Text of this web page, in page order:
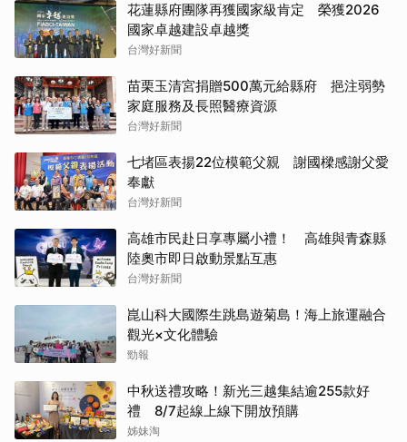
花蓮縣府團隊再獲國家級肯定 榮獲2026
國家卓越建設卓越獎
台灣好新聞
苗栗玉清宮捐贈500萬元給縣府 挹注弱勢
家庭服務及長照醫療資源
台灣好新聞
七堵區表揚22位模範父親 謝國樑感謝父愛
奉獻
台灣好新聞
高雄市民赴日享專屬小禮！ 高雄與青森縣
陸奧市即日啟動景點互惠
台灣好新聞
崑山科大國際生跳島遊菊島！海上旅運融合
觀光×文化體驗
勁報
中秋送禮攻略！新光三越集結逾255款好
禮 8/7起線上線下開放預購
姊妹淘